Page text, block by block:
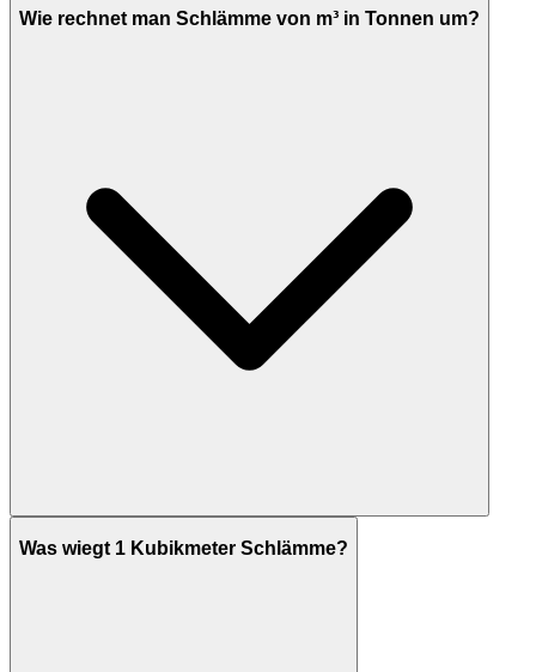
Wie rechnet man Schlämme von m³ in Tonnen um?
Was wiegt 1 Kubikmeter Schlämme?